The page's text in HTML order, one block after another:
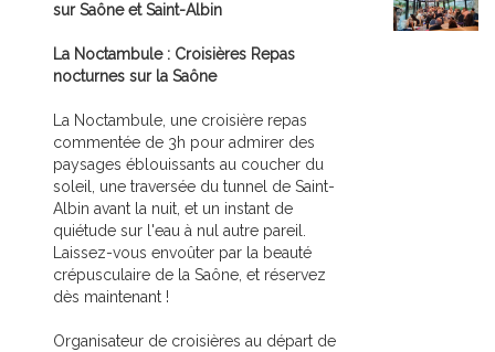
sur Saône et Saint-Albin
La Noctambule : Croisières Repas
nocturnes sur la Saône
La Noctambule, une croisière repas
commentée de 3h pour admirer des
paysages éblouissants au coucher du
soleil, une traversée du tunnel de Saint-
Albin avant la nuit, et un instant de
quiétude sur l'eau à nul autre pareil.
Laissez-vous envoûter par la beauté
crépusculaire de la Saône, et réservez
dès maintenant !
Organisateur de croisières au départ de